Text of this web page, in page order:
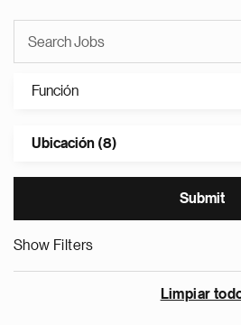
Función
Ubicación (8)
Show Filters
Limpiar